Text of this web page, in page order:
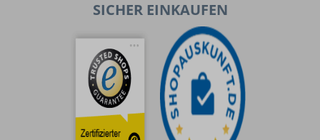
SICHER EINKAUFEN